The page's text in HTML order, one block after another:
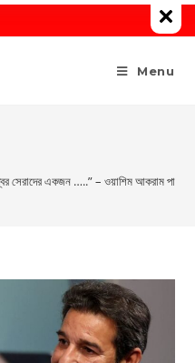
Menu
সেরাদের একজন …..” – ওয়াশিম আকরাম